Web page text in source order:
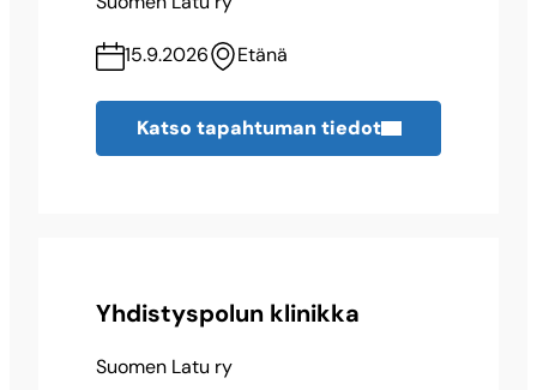
15.9.2026 Etänä
Katso tapahtuman tiedot
Yhdistyspolun klinikka
Suomen Latu ry